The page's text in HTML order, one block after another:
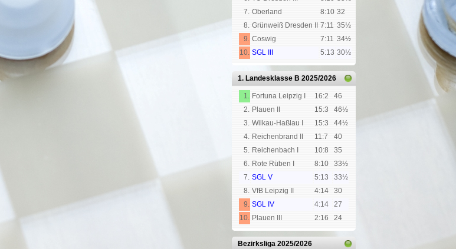
7. Oberland 8:10 32
8. Grünweiß Dresden II 7:11 35½
9. Coswig 7:11 34½
10. SGL III 5:13 30½
1. Landesklasse B 2025/2026
1. Fortuna Leipzig I 16:2
46
2. Plauen II 15:3
46½
3. Wilkau-Haßlau I 15:3
44½
4. Reichenbrand II 11:7
40
5. Reichenbach I 10:8
35
6. Rote Rüben I 8:10
33½
7. SGL V 5:13
33½
8. VfB Leipzig II 4:14
30
9. SGL IV 4:14
27
10. Plauen III 2:16 24
Bezirksliga 2025/2026